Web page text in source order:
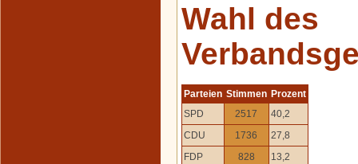
Wahl des
Parteien Stimmen Prozent
SPD
2517
40,2
CDU
1736
27,8
FDP
828
13,2